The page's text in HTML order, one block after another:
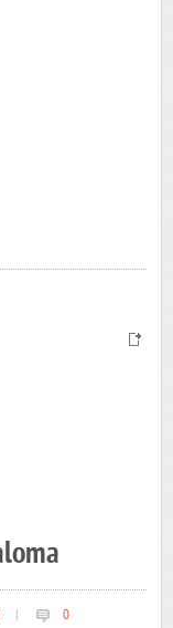
0